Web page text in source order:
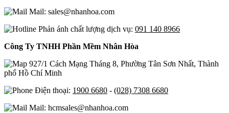
Mail: sales@nhanhoa.com
Phản ánh chất lượng dịch vụ: 091 140 8966
Công Ty TNHH Phần Mềm Nhân Hòa
927/1 Cách Mạng Tháng 8, Phường Tân Sơn Nhất, Thành
phố Hồ Chí Minh
Điện thoại: 1900 6680 - (028) 7308 6680
Mail: hcmsales@nhanhoa.com